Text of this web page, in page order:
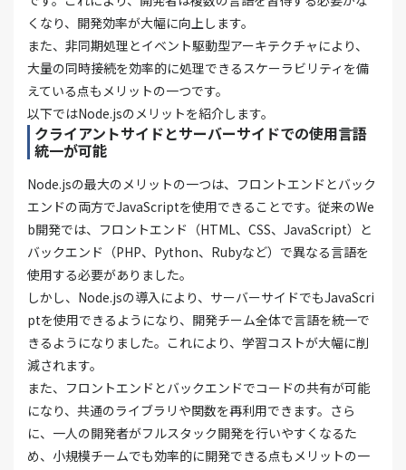
くなり、開発効率が大幅に向上します。
また、非同期処理とイベント駆動型アーキテクチャにより、
大量の同時接続を効率的に処理できるスケーラビリティを備
えている点もメリットの一つです。
以下ではNode.jsのメリットを紹介します。
クライアントサイドとサーバーサイドでの使用言語
統一が可能
Node.jsの最大のメリットの一つは、フロントエンドとバック
エンドの両方でJavaScriptを使用できることです。従来のWe
b開発では、フロントエンド（HTML、CSS、JavaScript）と
バックエンド（PHP、Python、Rubyなど）で異なる言語を
使用する必要がありました。
しかし、Node.jsの導入により、サーバーサイドでもJavaScri
ptを使用できるようになり、開発チーム全体で言語を統一で
きるようになりました。これにより、学習コストが大幅に削
減されます。
また、フロントエンドとバックエンドでコードの共有が可能
になり、共通のライブラリや関数を再利用できます。さら
に、一人の開発者がフルスタック開発を行いやすくなるた
め、小規模チームでも効率的に開発できる点もメリットの一